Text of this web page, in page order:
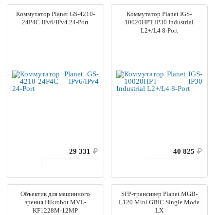
Коммутатор Planet GS-4210-
24P4C IPv6/IPv4 24-Port
29 331 ₽
Коммутатор Planet IGS-
10020HPT IP30 Industrial
L2+/L4 8-Port
40 825 ₽
Объектив для машинного
зрения Hikrobot MVL-
KF1228M-12MP
SFP-трансивер Planet MGB-
L120 Mini GBIC Single Mode
LX